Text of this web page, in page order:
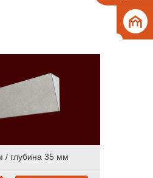
/ глубина 35 мм